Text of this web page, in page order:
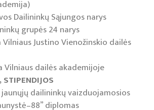
Dailininkų Sąjungos narys
grupės 24 narys
Justino Vienožinskio dailės
Vilniaus dailės akademijoje
dailininkų vaizduojamosios
diplomas